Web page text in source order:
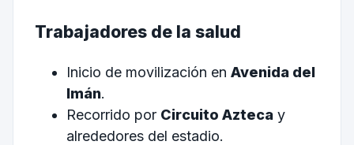
Trabajadores de la salud
Inicio de movilización en Avenida del
Imán.
Recorrido por Circuito Aztecay
alrededores del estadio.